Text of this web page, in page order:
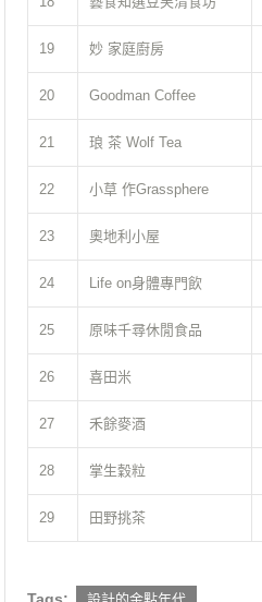
19 妙 家庭廚房
20 Goodman Coffee
21 琅 茶 Wolf Tea
22 小草 作Grassphere
23 奧地利小屋
24 Life on身體專門飲
25 原味千尋休閒食品
26 喜田米
27 禾餘麥酒
28 掌生穀粒
29 田野挑茶